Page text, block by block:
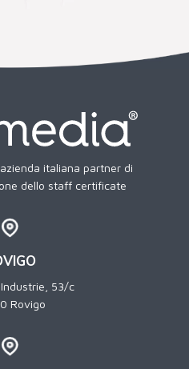
italiana partner di
dello staff certificate
53/c
Rovigo